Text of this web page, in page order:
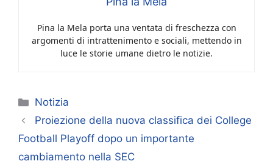
Pina la Mela porta una ventata di freschezza con
argomenti di intrattenimento e sociali, mettendo in
luce le storie umane dietro le notizie.
Categorie
Notizia
Proiezione della nuova classifica dei College
Football Playoff dopo un importante
cambiamento nella SEC